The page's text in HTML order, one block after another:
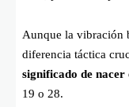
Aunque la vibración
diferencia táctica
significado de nacer
19 o 28.